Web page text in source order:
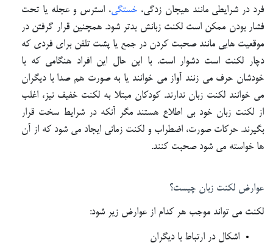
فرد در شرایطی مانند هیجان زدگی، خستگی، استرس و عجله یا تحت
فشار بودن ممکن است لکنت زبانش بدتر شود. همچنین قرار گرفتن در
موقعیت هایی مانند صحبت کردن در جمع یا پشت تلفن برای فردی که
دچار لکنت است دشوار است. با این حال این افراد هنگامی که با
خودشان حرف می زنند آواز می خوانند یا به صورت هم صدا با دیگران
می خوانند لکنت زبان ندارند. کودکان مبتلا به لکنت خفیف نیز، اغلب
از لکنت زبان خود بی اطلاع هستند مگر آنکه در شرایط سخت قرار
بگیرند. حرکات صورت، اضطراب و لکنت زمانی ایجاد می شود که از آن
ها خواسته می شود صحبت کنند.
عوارض لکنت زبان چیست؟
لکنت می تواند موجب هر کدام از عوارض زیر شود:
اشکال در ارتباط با دیگران